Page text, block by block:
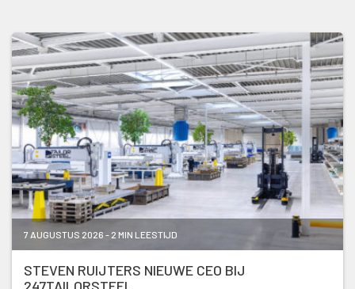
7 AUGUSTUS 2026 - 2 MIN LEESTIJD
STEVEN RUIJTERS NIEUWE CEO BIJ